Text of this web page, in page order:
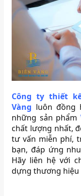
Công ty thiết
Vàng luôn đồng
những sản phẩm
chất lượng nhất,
tư vấn miễn phí,
bạn, đáp ứng
Hãy liên hệ với
dựng thương hiệu